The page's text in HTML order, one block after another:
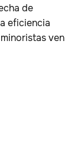
de
eficiencia
ven